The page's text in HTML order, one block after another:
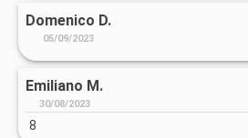
Domenico D.
05/09/2023
Emiliano M.
30/08/2023
8